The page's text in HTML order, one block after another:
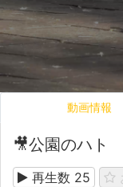
動画情報
🎥公園のハト
再生数 25